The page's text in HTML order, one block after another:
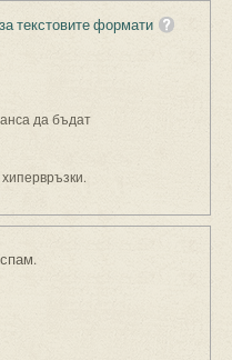
текстовите формати
да бъдат